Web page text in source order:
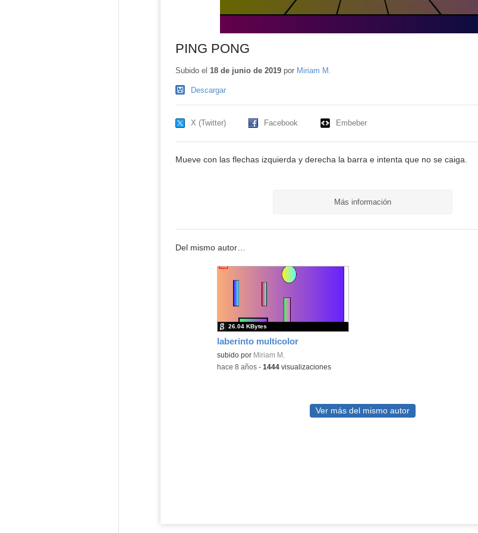
PING PONG
Subido el 18 de junio de 2019por Miriam M.
Descargar
X (Twitter) Facebook Embeber
Mueve con las flechas izquierda y derecha la barra e intenta que no se caiga.
Más información
Del mismo autor…
laberinto multicolor
subido por Miriam M.
26.04 KBytes
-hace 8 años- 1444visualizaciones
Ver más del mismo autor